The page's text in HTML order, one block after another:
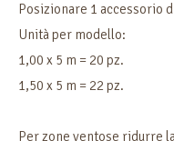
Posizionare 1 accessorio
Unità per modello:
1,00 x 5 m = 20 pz.
1,50 x 5 m = 22 pz.
Per zone ventose ridurre